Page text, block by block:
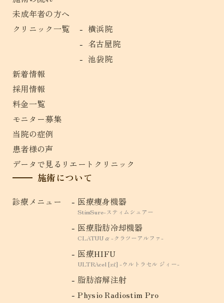
未成年者の方へ
クリニック一覧
横浜院
名古屋院
池袋院
新着情報
採用情報
料金一覧
モニター募集
当院の症例
患者様の声
データで見るリエートクリニック
施術について
診療メニュー 医療痩身機器
StimSure-スティムシュアー
医療脂肪冷却機器
CLATUU α -クラツーアルファ-
医療HIFU
ULTRAcel [zíː] -ウルトラセル ジィー-
脂肪溶解注射
Physio Radiostim Pro